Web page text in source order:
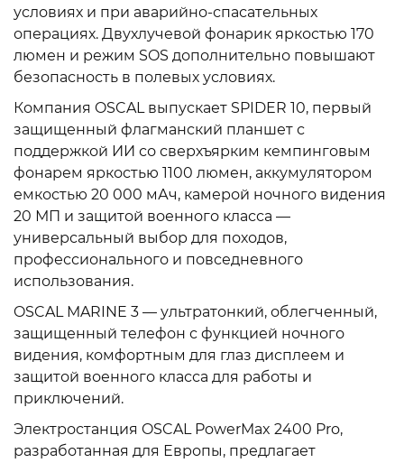
условиях и при аварийно-спасательных
операциях. Двухлучевой фонарик яркостью 170
люмен и режим SOS дополнительно повышают
безопасность в полевых условиях.
Компания OSCAL выпускает SPIDER 10, первый
защищенный флагманский планшет с
поддержкой ИИ со сверхъярким кемпинговым
фонарем яркостью 1100 люмен, аккумулятором
емкостью 20 000 мАч, камерой ночного видения
20 МП и защитой военного класса —
универсальный выбор для походов,
профессионального и повседневного
использования.
OSCAL MARINE 3 — ультратонкий, облегченный,
защищенный телефон с функцией ночного
видения, комфортным для глаз дисплеем и
защитой военного класса для работы и
приключений.
Электростанция OSCAL PowerMax 2400 Pro,
разработанная для Европы, предлагает